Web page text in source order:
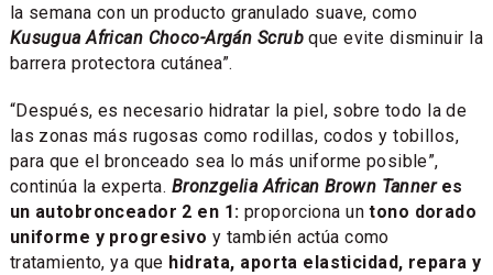
la semana con un producto granulado suave, como
Kusugua African Choco-Argán Scrubque evite disminuir la
barrera protectora cutánea”.
“Después, es necesario hidratar la piel, sobre todo la de
las zonas más rugosas como rodillas, codos y tobillos,
para que el bronceado sea lo más uniforme posible”,
continúa la experta. Bronzgelia African Brown Tanneres
un autobronceador 2 en 1: proporciona untono dorado
uniforme y progresivo y también actúa como
tratamiento, ya que hidrata, aporta elasticidad, repara y